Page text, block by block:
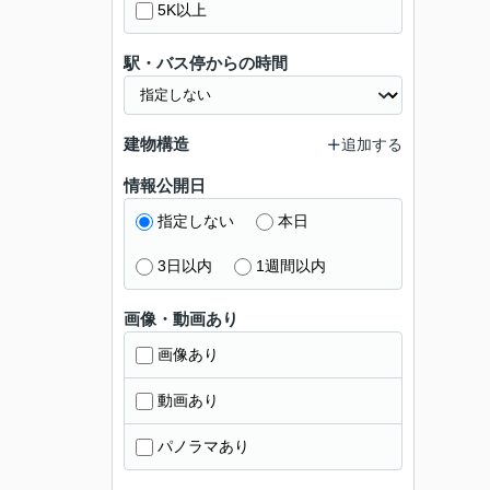
5K以上
駅・バス停からの時間
建物構造 追加する
情報公開日
指定しない 本日
3日以内 1週間以内
画像・動画あり
画像あり
動画あり
パノラマあり